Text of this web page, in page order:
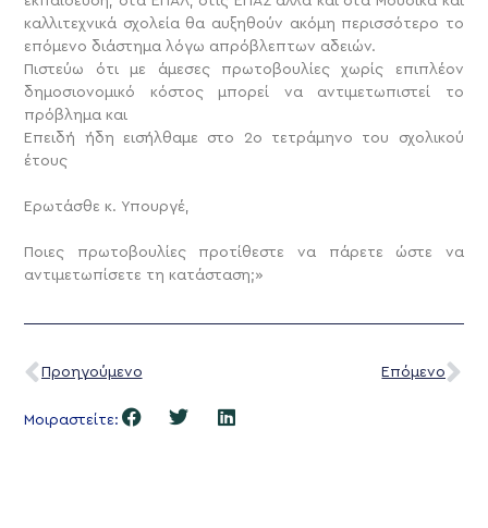
καλλιτεχνικά σχολεία θα αυξηθούν ακόμη περισσότερο το
επόμενο διάστημα λόγω απρόβλεπτων αδειών.
Πιστεύω ότι με άμεσες πρωτοβουλίες χωρίς επιπλέον
δημοσιονομικό κόστος μπορεί να αντιμετωπιστεί το
πρόβλημα και
Επειδή ήδη εισήλθαμε στο 2ο τετράμηνο του σχολικού
έτους
Ερωτάσθε κ. Υπουργέ,
Ποιες πρωτοβουλίες προτίθεστε να πάρετε ώστε να
αντιμετωπίσετε τη κατάσταση;»
Προηγούμενο Επόμενο
Μοιραστείτε: